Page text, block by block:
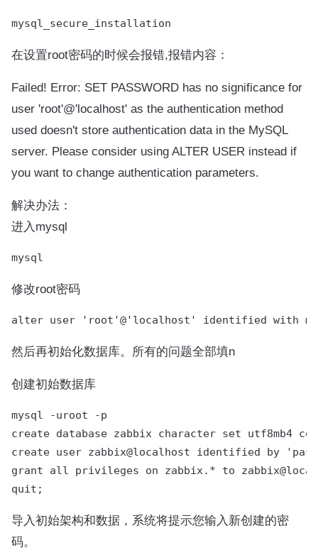
在设置root密码的时候会报错,报错内容：
Failed! Error: SET PASSWORD has no significance for
user 'root'@'localhost' as the authentication method
used doesn't store authentication data in the MySQL
server. Please consider using ALTER USER instead if
you want to change authentication parameters.
解决办法：
进入mysql
修改root密码
然后再初始化数据库。所有的问题全部填n
创建初始数据库
mysql -uroot -p
create database zabbix character set utf8mb4
create user zabbix@localhost identified by
grant all privileges on zabbix.* to
导入初始架构和数据，系统将提示您输入新创建的密
码。